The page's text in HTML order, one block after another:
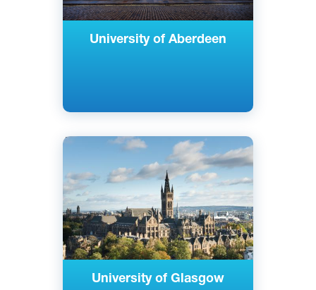
University of Aberdeen
University of Glasgow
Английский
Государственный